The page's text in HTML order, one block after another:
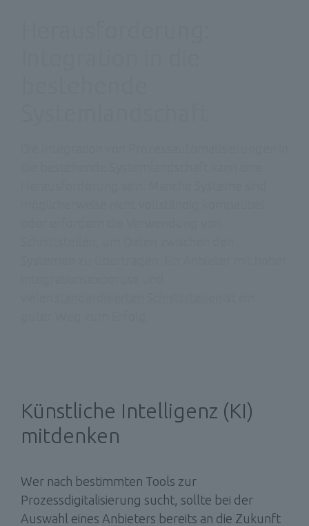
Künstliche Intelligenz (KI)
mitdenken
Wer nach bestimmten Tools zur
Prozessdigitalisierung sucht, sollte bei der
Auswahl eines Anbieters bereits an die Zukunft